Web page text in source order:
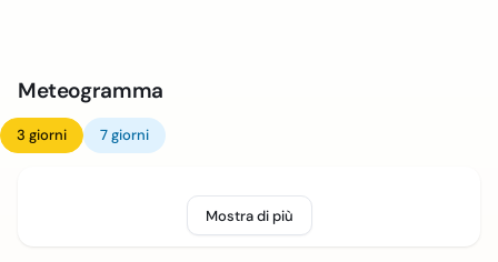
Meteogramma
3 giorni 7 giorni
Mostra di più